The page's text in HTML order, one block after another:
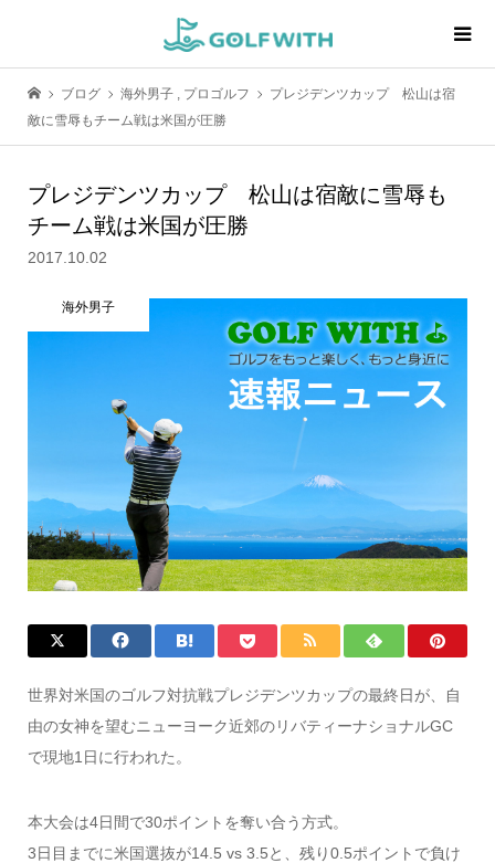
ブログ 海外男子 , プロゴルフ
プレジデンツカップ 松山は宿
敵に雪辱もチーム戦は米国が圧勝
プレジデンツカップ 松山は宿敵に雪辱も
チーム戦は米国が圧勝
2017.10.02
海外男子
世界対米国のゴルフ対抗戦プレジデンツカップの最終日が、自
由の女神を望むニューヨーク近郊のリバティーナショナルGC
で現地1日に行われた。
本大会は4日間で30ポイントを奪い合う方式。
3日目までに米国選抜が14.5 vs 3.5と、残り0.5ポイントで負け